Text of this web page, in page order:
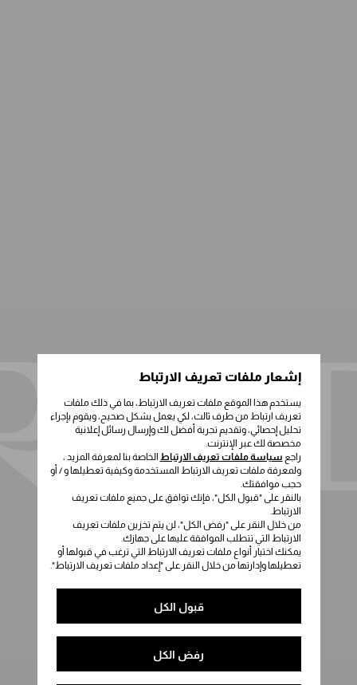
إشعار ملفات تعريف الارتباط
يستخدم هذا الموقع ملفات تعريف الارتباط، بما في ذلك ملفات
تعريف ارتباط من طرف ثالث، لكي يعمل بشكل صحيح، ويقوم بإجراء
تحليل إحصائي، وتقديم تجربة أفضل لك وإرسال رسائل إعلانية
مخصصة لك عبر الإنترنت.
راجع سياسة ملفات تعريف الارتباط الخاصة بنا لمعرفة المزيد ،
ولمعرفة ملفات تعريف الارتباط المستخدمة وكيفية تعطيلها و / أو
حجب موافقتك.
بالنقر على "قبول الكل"، فإنك توافق على جميع ملفات تعريف
الارتباط.
من خلال النقر على "رفض الكل"، لن يتم تخزين ملفات تعريف
الارتباط التي تتطلب الموافقة عليها على جهازك.
يمكنك اختيار أنواع ملفات تعريف الارتباط التي ترغب في قبولها أو
تعطيلها وإدارتها من خلال النقر على "إعداد ملفات تعريف الارتباط".
قبول الكل
رفض الكل